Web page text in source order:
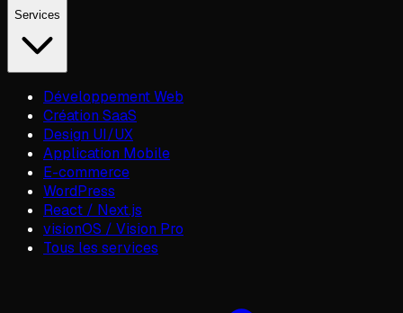
Services
Développement Web
Création SaaS
Design UI/UX
Application Mobile
E-commerce
WordPress
React / Next.js
visionOS / Vision Pro
Tous les services